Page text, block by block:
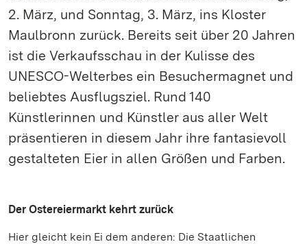
2. März, und Sonntag, 3. März, ins Kloster
Maulbronn zurück. Bereits seit über 20 Jahren
ist die Verkaufsschau in der Kulisse des
UNESCO-Welterbes ein Besuchermagnet und
beliebtes Ausflugsziel. Rund 140
Künstlerinnen und Künstler aus aller Welt
präsentieren in diesem Jahr ihre fantasievoll
gestalteten Eier in allen Größen und Farben.
Der Ostereiermarkt kehrt zurück
Hier gleicht kein Ei dem anderen: Die Staatlichen